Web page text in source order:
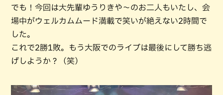
でも！今回は大先輩ゆうりきや〜のお二人もいたし、会
場中がウェルカムムード満載で笑いが絶えない2時間で
した。
これで2勝1敗。もう大阪でのライブは最後にして勝ち逃
げしようか？（笑）